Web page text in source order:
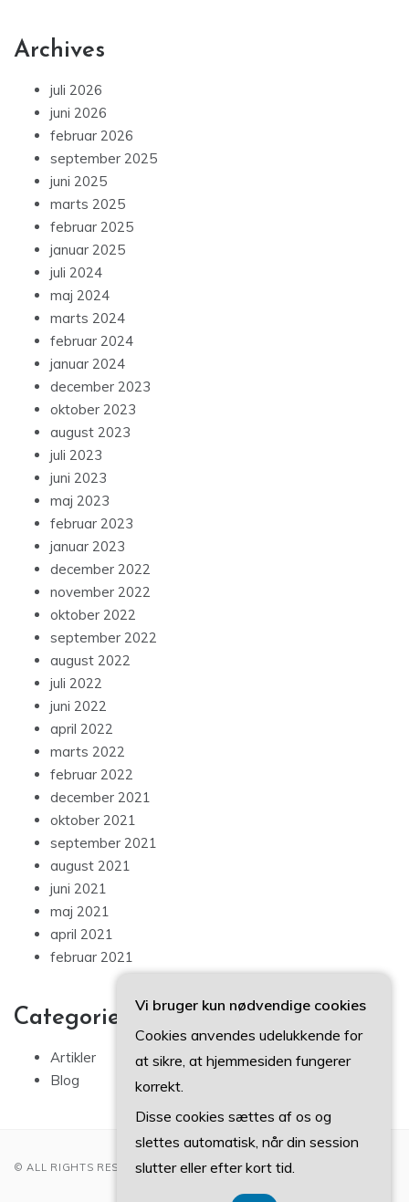
Archives
juli 2026
juni 2026
februar 2026
september 2025
juni 2025
marts 2025
februar 2025
januar 2025
juli 2024
maj 2024
marts 2024
februar 2024
januar 2024
december 2023
oktober 2023
august 2023
juli 2023
juni 2023
maj 2023
februar 2023
januar 2023
december 2022
november 2022
oktober 2022
september 2022
august 2022
juli 2022
juni 2022
april 2022
marts 2022
februar 2022
december 2021
oktober 2021
september 2021
august 2021
juni 2021
maj 2021
april 2021
februar 2021
Categories
Artikler
Blog
© ALL RIGHTS RESERVED 2022
Vi bruger kun nødvendige cookies
Cookies anvendes udelukkende for
at sikre, at hjemmesiden fungerer
korrekt.
Disse cookies sættes af os og
slettes automatisk, når din session
slutter eller efter kort tid.